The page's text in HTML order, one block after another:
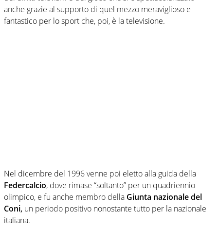
anche grazie al supporto di quel mezzo meraviglioso e
fantastico per lo sport che, poi, è la televisione.
Nel dicembre del 1996 venne poi eletto alla guida della
Federcalcio, dove rimase “soltanto” per un quadriennio
olimpico, e fu anche membro della Giunta nazionale del
Coni, un periodo positivo nonostante tutto per la nazionale
italiana.